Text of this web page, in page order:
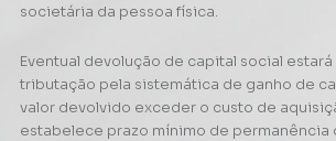
societária da pessoa física.
Eventual devolução de capital social estará
tributação pela sistemática de ganho de
valor devolvido exceder o custo de
estabelece prazo mínimo de permanência